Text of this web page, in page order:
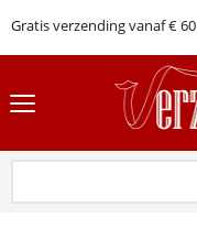
Gratis verzending vanaf € 60